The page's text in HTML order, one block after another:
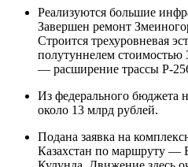
Реализуются большие
Завершен ремонт
Строится трехуровневая
полутуннелем
— расширение трассы Р-
Из федерального бюджета
около 13 млрд рублей.
Подана заявка на
Казахстан по маршруту —